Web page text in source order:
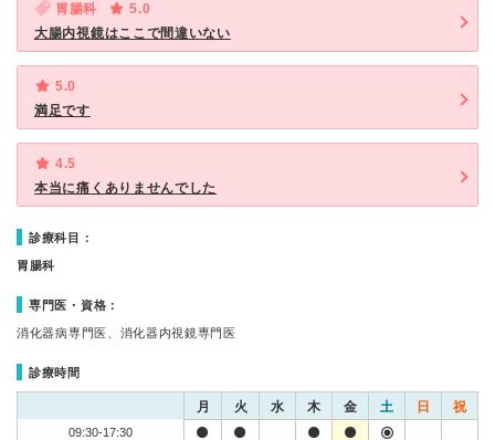
胃腸科
5.0
大腸内視鏡はここで間違いない
5.0
満足です
4.5
本当に痛くありませんでした
診療科目：
胃腸科
専門医・資格：
消化器病専門医、消化器内視鏡専門医
診療時間
月 火 水 木 金 土 日 祝
09:30-17:30